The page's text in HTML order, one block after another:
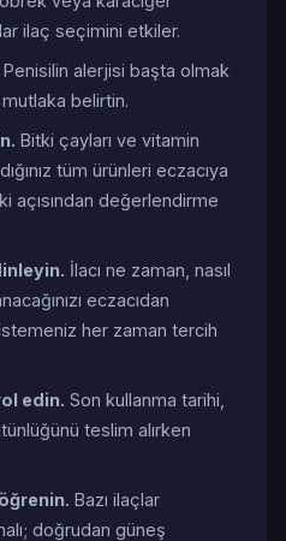
ilaç seçimini etkiler.
Penisilin alerjisi başta olmak
belirtin.
Bitki çayları ve vitamin
tüm ürünleri eczacıya
açısından değerlendirme
İlacı ne zaman, nasıl
eczacıdan
her zaman tercih
edin. Son kullanma tarihi,
teslim alırken
Bazı ilaçlar
doğrudan güneş